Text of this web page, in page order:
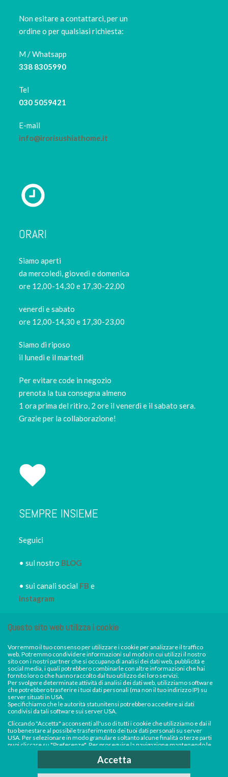
**AVVISO DI FERRAGOSTO** Sabato 15
agosto Irori Sushi resterà chiuso. Saremo invece
aperti e regolarmente disponibili per consegne a
venerdì 14 agosto e domenica 16 agosto. Per
tutto il resto del mese seguiremo i consueti giorni
e orari di apertura. Buon Ferragosto da tutto lo
Non esitare a contattarci, per un
ordine o per qualsiasi richiesta:
M / Whatsapp
338 8305990
Tel
030 5059421
E-mail
info@irorisushiathome.it
ORARI
Siamo aperti
da mercoledi, giovedì e domenica
ore 12,00-14,30 e 17,30-22,00
venerdì e sabato
ore 12,00-14,30 e 17,30-23,00
Siamo di riposo
il lunedi e il martedi
Per evitare code in negozio
prenota la tua consegna almeno
1 ora prima del ritiro, 2 ore il venerdì e il sabato sera.
Grazie per la collaborazione!
SEMPRE INSIEME
Seguici
• sul nostro BLOG
• sui canali social FB e
Instagram
informato dei nuovi piatti dei
nostri eventi, di sconti e promozioni in atto
FacebookInstagram
Questo sito web utilizza i cookie
Vorremmo il tuo consenso per utilizzare i cookie per analizzare il traffico
web. Potremmo condividere informazioni sul modo in cui utilizzi il nostro
sito con i nostri partner che si occupano di analisi dei dati web, pubblicità e
social media, i quali potrebbero combinarle con altre informazioni che hai
fornito loro o che hanno raccolto dal tuo utilizzo dei loro servizi.
Per svolgere determinate attività di analisi dei dati web, utilizziamo software
che potrebbero trasferire i tuoi dati personali (ma non il tuo indirizzo IP) su
server situati in USA.
Specifichiamo che le autorità statunitensi potrebbero accedere ai dati
condivisi da tali software sui server USA.
Cliccando "Accetta" acconsenti all'uso di tutti i cookie che utilizziamo e dai il
tuo benestare al possibile trasferimento dei tuoi dati personali su server
USA. Per selezionare in modo granulare soltanto alcune finalità o terze parti
puoi cliccare su "Preferenze". Per proseguire la navigazione mantenendo le
impostazioni di default (solo i cookie necessari) e impedire la raccolta e il
trasferimento di dati personali su server USA da parte dei nostri software di
Cookie PolicyePrivacy Policy.
Accetta